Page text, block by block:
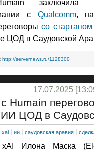
заключила
с Qualcomm, на
со стартапом
ЦОД в Саудовской
http://servernews.ru/1128300
17.07.2025
Humain
ИИ ЦОД в
xai ии саудовская аравия
xAI Илона Маска